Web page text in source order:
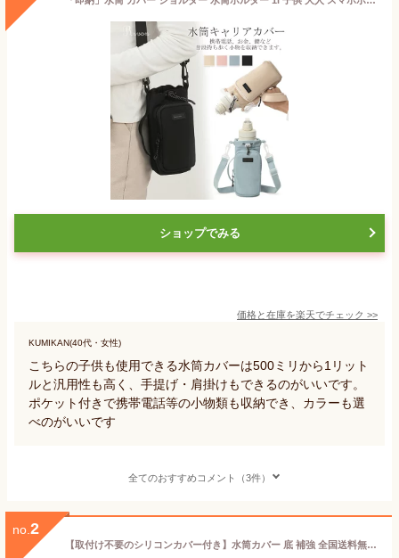
ショップでみる
価格と在庫を楽天でチェック >>
KUMIKAN(40代・女性)
こちらの子供も使用できる水筒カバーは500ミリから1リット
ルと汎用性も高く、手提げ・肩掛けもできるのがいいです。
ポケット付きで携帯電話等の小物類も収納でき、カラーも選
べのがいいです
全てのおすすめコメント（3件）
no. 2
【取付け不要のシリコンカバー付き】水筒カバー 底 補強 全国送料無料 BottlePit 底抜け対策 500ml 全ての材料検査済み ショルダーストラップ 水筒ホルダー こども 女の子 男の子 水筒用 ケースのみ